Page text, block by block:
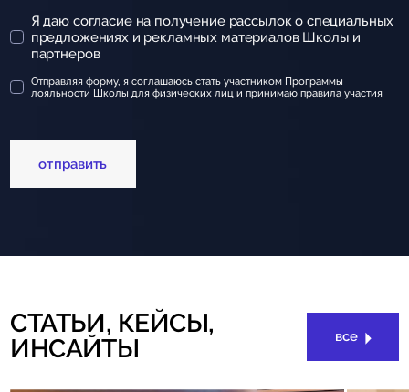
Я даю согласие на получение рассылок о специальных
предложениях и рекламных материалов Школы и
партнеров
Отправляя форму, я соглашаюсь стать участником Программы
лояльности Школы для физических лиц и принимаю правила участия
отправить
СТАТЬИ, КЕЙСЫ,
ИНСАЙТЫ
все